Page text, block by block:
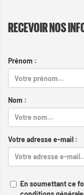
RECEVOIR NOS
Prénom :
Nom :
Votre adresse e-mail :
En soumettant ce